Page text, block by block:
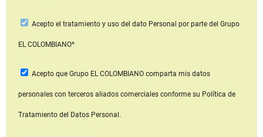
Acepto el tratamiento y uso del dato Personal por parte del Grupo
EL COLOMBIANO*
Acepto que Grupo EL COLOMBIANOcomparta mis datos
personales con terceros aliados comerciales conforme su Política de
Tratamiento del Datos Personal.